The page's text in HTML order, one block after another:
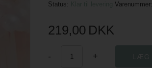
Status: Klar til leveringVarenummer:
219,00 DKK
- +